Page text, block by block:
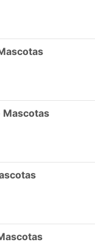
Mascotas